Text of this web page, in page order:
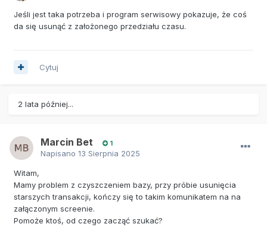
Jeśli jest taka potrzeba i program serwisowy pokazuje, że coś
da się usunąć z założonego przedziału czasu.
Cytuj
2 lata później...
Marcin Bet 1
Napisano 13 Sierpnia 2025
Witam,
Mamy problem z czyszczeniem bazy, przy próbie usunięcia
starszych transakcji, kończy się to takim komunikatem na na
załączonym screenie.
Pomoże ktoś, od czego zacząć szukać?